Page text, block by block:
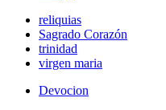
reliquias
Sagrado Corazón
trinidad
virgen maria
Devocion